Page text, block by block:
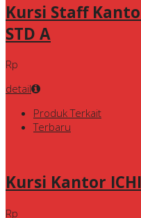
Kursi Staff
STD A
Rp
detail
Produk Terkait
Terbaru
Kursi Kantor
Rp